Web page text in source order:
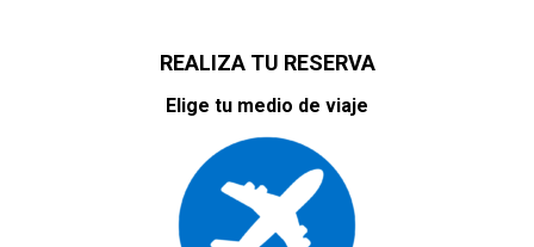
REALIZA TU RESERVA
Elige tu medio de viaje